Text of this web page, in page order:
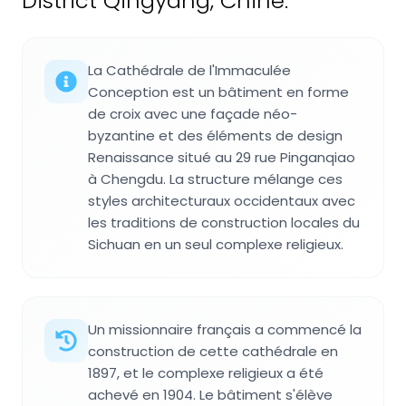
La Cathédrale de l'Immaculée
Conception est un bâtiment en forme
de croix avec une façade néo-
byzantine et des éléments de design
Renaissance situé au 29 rue Pinganqiao
à Chengdu. La structure mélange ces
styles architecturaux occidentaux avec
les traditions de construction locales du
Sichuan en un seul complexe religieux.
Un missionnaire français a commencé la
construction de cette cathédrale en
1897, et le complexe religieux a été
achevé en 1904. Le bâtiment s'élève